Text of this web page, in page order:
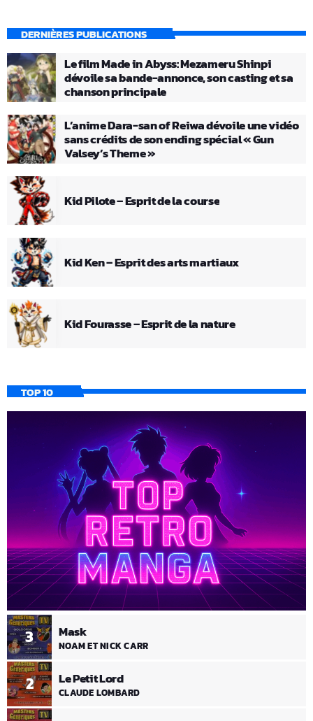
DERNIÈRES PUBLICATIONS
Le film Made in Abyss: Mezameru Shinpi
dévoile sa bande-annonce, son casting et sa
chanson principale
L’anime Dara-san of Reiwa dévoile une vidéo
sans crédits de son ending spécial « Gun
Valsey’s Theme »
Kid Pilote – Esprit de la course
Kid Ken – Esprit des arts martiaux
Kid Fourasse – Esprit de la nature
TOP 10
2 Le Petit Lord
CLAUDE LOMBARD
3 Mask
NOAM ET NICK CARR